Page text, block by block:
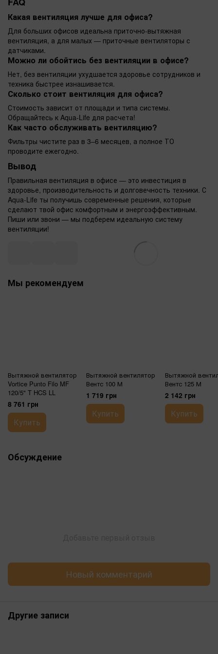
Какая вентиляция лучше для офиса?
Для больших офисов идеальна приточно-вытяжная
вентиляция, а для малых — приточные вентиляторы с
датчиками.
Можно ли обойтись без вентиляции в офисе?
Нет, без вентиляции ухудшается здоровье сотрудников и
техника быстрее изнашивается.
Сколько стоит вентиляция для офиса?
Стоимость зависит от площади и типа системы.
Обращайтесь к Aqua-Life для расчета!
Как часто обслуживать вентиляцию?
Фильтры чистите раз в 3–6 месяцев, а полное ТО
проводите ежегодно.
Вывод
Правильная вентиляция в офисе — это инвестиция в
здоровье, производительность и долговечность техники. С
Aqua-Life ты получишь современные решения, которые
сделают твой офис комфортным и энергоэффективным.
Пиши или звони — мы подберем идеальную систему
вентиляции!
Мы рекомендуем
Вытяжной вентилятор
Vortice Punto Filo MF
120/5" T HCS LL
8 761 грн
Купить
Вытяжной вентилятор
Вентс 100 М
1 719 грн
Купить
Вытяжной
Вентс 125 М
2 142 грн
Купить
Обсуждение
Новый комментарий
Другие записи